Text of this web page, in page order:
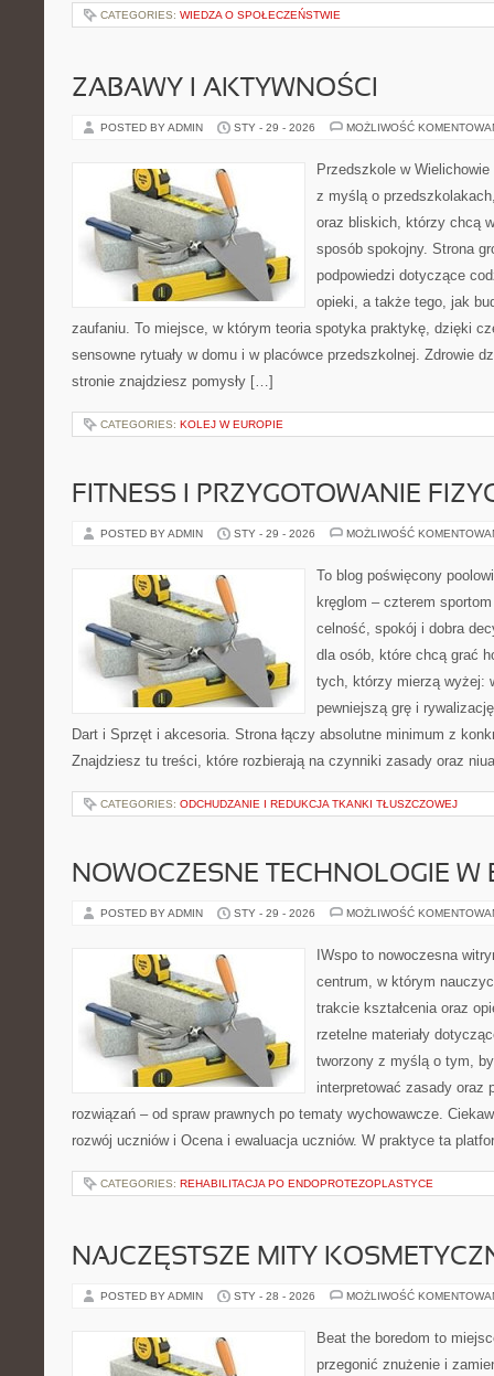
CATEGORIES: WIEDZA O SPOŁECZEŃSTWIE
ZABAWY I AKTYWNOŚCI
POSTED BY ADMIN STY - 29 - 2026 MOŻLIWOŚĆ
Przedszkole w
z myślą o
oraz bliskich, którzy chcą
sposób spokojny. Strona
podpowiedzi dotyczące
opieki, a także tego, jak
zaufaniu. To miejsce, w którym teoria spotyka praktykę, dzięki
sensowne rytuały w domu i w placówce przedszkolnej. Zdrowie
stronie znajdziesz pomysły […]
CATEGORIES: KOLEJ W EUROPIE
FITNESS I PRZYGOTOWANIE
POSTED BY ADMIN STY - 29 - 2026 MOŻLIWOŚĆ
To blog poświęcony
kręglom – czterem
celność, spokój i dobra
dla osób, które chcą grać
tych, którzy mierzą wyżej:
pewniejszą grę i
Dart i Sprzęt i akcesoria. Strona łączy absolutne minimum z
Znajdziesz tu treści, które rozbierają na czynniki zasady oraz
CATEGORIES: ODCHUDZANIE I REDUKCJA TKANKI TŁUSZCZOWEJ
NOWOCZESNE TECHNOLOGIE W
POSTED BY ADMIN STY - 29 - 2026 MOŻLIWOŚĆ
IWspo to nowoczesna
centrum, w którym
trakcie kształcenia oraz
rzetelne materiały
tworzony z myślą o tym,
interpretować zasady oraz
rozwiązań – od spraw prawnych po tematy wychowawcze.
rozwój uczniów i Ocena i ewaluacja uczniów. W praktyce ta
CATEGORIES: REHABILITACJA PO ENDOPROTEZOPLASTYCE
NAJCZĘSTSZE MITY
POSTED BY ADMIN STY - 28 - 2026 MOŻLIWOŚĆ
Beat the boredom to
przegonić znużenie i